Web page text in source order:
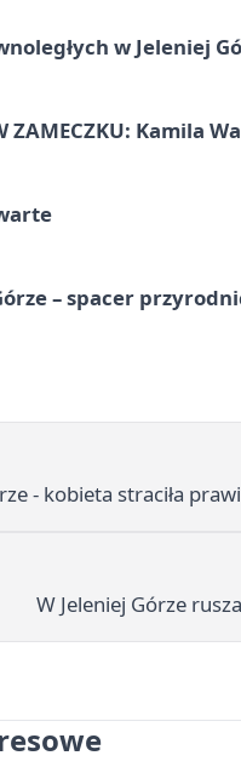
w Jeleniej
ZAMECZKU: Kamila
– spacer
- kobieta straciła
W Jeleniej Górze